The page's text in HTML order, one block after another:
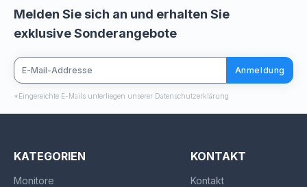
Melden Sie sich an und erhalten Sie
exklusive Sonderangebote
Anmeldung
*Eingereichte E-Mails unterliegen unserer Datenschutzerklärung
KATEGORIEN
Monitore
KONTAKT
Kontakt